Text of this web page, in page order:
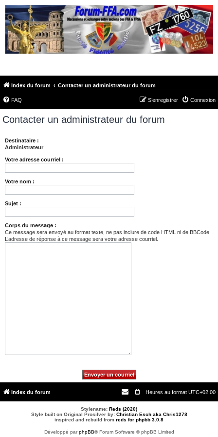
Index du forum Contacter un administrateur du forum
FAQ Connexion
S’enregistrer
Contacter un administrateur du forum
Destinataire :
Administrateur
Votre adresse courriel :
Votre nom :
Sujet :
Corps du message :
Ce message sera envoyé au format texte, ne pas inclure de code HTML ni de BBCode.
L’adresse de réponse à ce message sera votre adresse courriel.
Index du forum Heures au format UTC+02:00
Stylename: Reds (2020)
Style built on Original Prosilver by: Christian Esch aka Chris1278
inspired and rebuild from reds for phpbb 3.0.8
Développé parphpBB® Forum Software © phpBB Limited